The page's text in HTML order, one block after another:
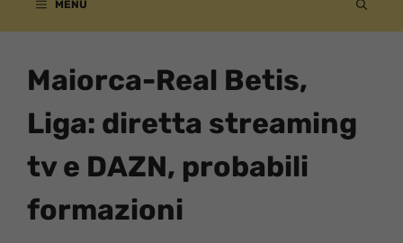
MENU
Maiorca-Real Betis,
Liga: diretta streaming
tv e DAZN, probabili
formazioni